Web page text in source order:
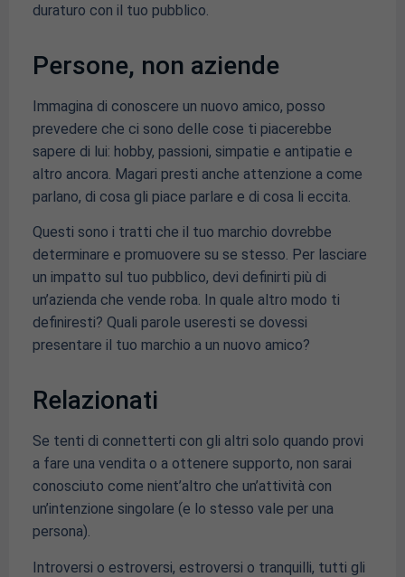
duraturo con il tuo pubblico.
Persone, non aziende
Immagina di conoscere un nuovo amico, posso
prevedere che ci sono delle cose ti piacerebbe
sapere di lui: hobby, passioni, simpatie e antipatie e
altro ancora. Magari presti anche attenzione a come
parlano, di cosa gli piace parlare e di cosa li eccita.
Questi sono i tratti che il tuo marchio dovrebbe
determinare e promuovere su se stesso. Per lasciare
un impatto sul tuo pubblico, devi definirti più di
un’azienda che vende roba. In quale altro modo ti
definiresti? Quali parole useresti se dovessi
presentare il tuo marchio a un nuovo amico?
Relazionati
Se tenti di connetterti con gli altri solo quando provi
a fare una vendita o a ottenere supporto, non sarai
conosciuto come nient’altro che un’attività con
un’intenzione singolare (e lo stesso vale per una
persona).
Introversi o estroversi, estroversi o tranquilli, tutti gli